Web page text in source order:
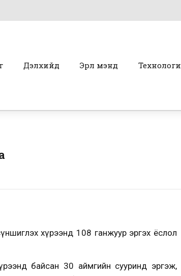
Дэлхийд Эрүүл мэнд Технологи
хүрээнд 108 ганжуур эргэх ёслол
байсан 30 аймгийн сууринд эргэж,